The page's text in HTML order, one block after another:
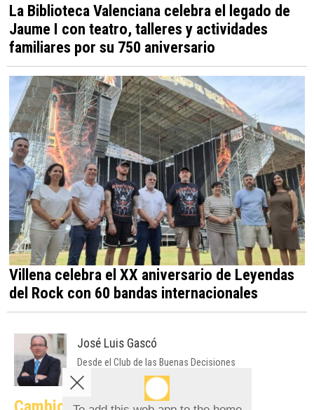
La Biblioteca Valenciana celebra el legado de
Jaume I con teatro, talleres y actividades
familiares por su 750 aniversario
Villena celebra el XX aniversario de Leyendas
del Rock con 60 bandas internacionales
José Luis Gascó
Desde el Club de las Buenas Decisiones